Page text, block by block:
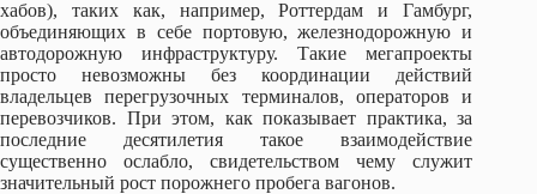
хабов), таких как, например, Роттердам и Гамбург,
объединяющих в себе портовую, железнодорожную и
автодорожную инфраструктуру. Такие мегапроекты
просто невозможны без координации действий
владельцев перегрузочных терминалов, операторов и
перевозчиков. При этом, как показывает практика, за
последние десятилетия такое взаимодействие
существенно ослабло, свидетельством чему служит
значительный рост порожнего пробега вагонов.